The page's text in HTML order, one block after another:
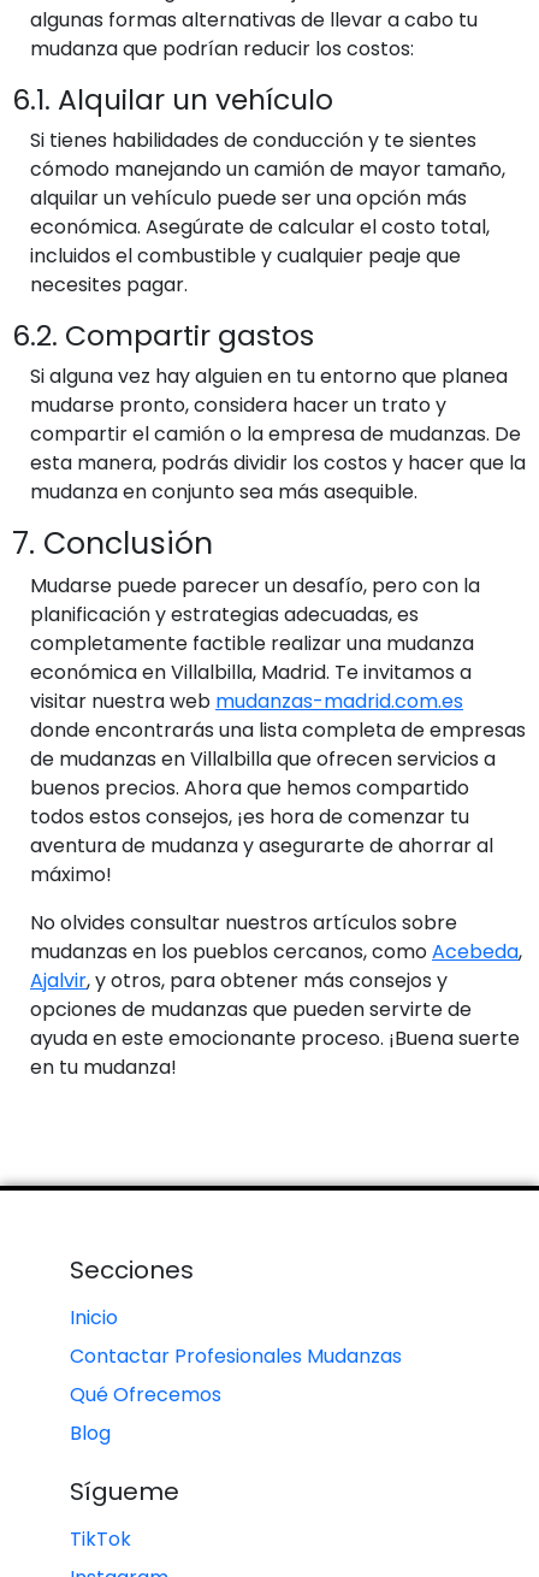
algunas formas alternativas de llevar a cabo tu
mudanza que podrían reducir los costos:
6.1. Alquilar un vehículo
Si tienes habilidades de conducción y te sientes
cómodo manejando un camión de mayor tamaño,
alquilar un vehículo puede ser una opción más
económica. Asegúrate de calcular el costo total,
incluidos el combustible y cualquier peaje que
necesites pagar.
6.2. Compartir gastos
Si alguna vez hay alguien en tu entorno que planea
mudarse pronto, considera hacer un trato y
compartir el camión o la empresa de mudanzas. De
esta manera, podrás dividir los costos y hacer que la
mudanza en conjunto sea más asequible.
7. Conclusión
Mudarse puede parecer un desafío, pero con la
planificación y estrategias adecuadas, es
completamente factible realizar una mudanza
económica en Villalbilla, Madrid. Te invitamos a
visitar nuestra web mudanzas-madrid.com.es
donde encontrarás una lista completa de empresas
de mudanzas en Villalbilla que ofrecen servicios a
buenos precios. Ahora que hemos compartido
todos estos consejos, ¡es hora de comenzar tu
aventura de mudanza y asegurarte de ahorrar al
máximo!
No olvides consultar nuestros artículos sobre
mudanzas en los pueblos cercanos, comoAcebeda,
Ajalvir, y otros, para obtener más consejos y
opciones de mudanzas que pueden servirte de
ayuda en este emocionante proceso. ¡Buena suerte
en tu mudanza!
Secciones
Inicio
Contactar Profesionales Mudanzas
Qué Ofrecemos
Blog
Sígueme
TikTok